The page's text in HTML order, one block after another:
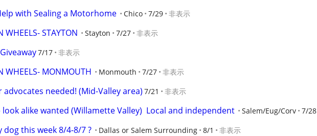
with Sealing a Motorhome Chico 7/29 非表示
WHEELS- STAYTON Stayton 7/27 非表示
7/17 非表示
WHEELS- MONMOUTH Monmouth 7/27 非表示
needed! (Mid-Valley area) 7/21 非表示
look alike wanted (Willamette Valley)  Local and independent Salem/Eug/Corv 7/28
dog this week 8/4-8/7 ? Dallas or Salem Surrounding 8/1 非表示